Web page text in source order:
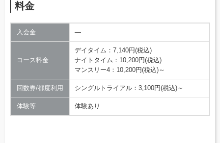
料金
入会金 ―
コース料金
デイタイム：7,140円(税込)
ナイトタイム：10,200円(税込)
マンスリー4：10,200円(税込)～
回数券/都度利用 シングルトライアル：3,100円(税込)～
体験等 体験あり